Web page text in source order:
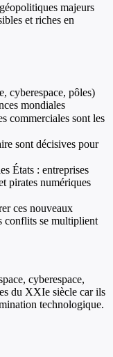
majeurs
et riches en
cyberespace, pôles)
mondiales
commerciales sont les
sont décisives pour
États : entreprises
pirates numériques
ces nouveaux
conflits se multiplient
cyberespace,
du XXIe siècle car ils
technologique.